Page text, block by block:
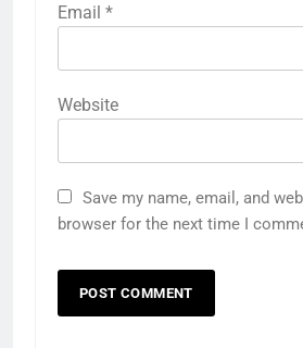
Email *
Website
Save my name, email, and
browser for the next time I